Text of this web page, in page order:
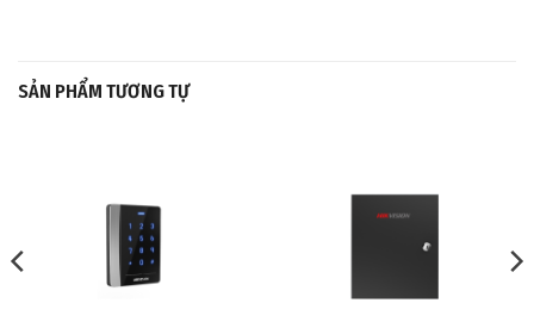
SẢN PHẨM TƯƠNG TỰ